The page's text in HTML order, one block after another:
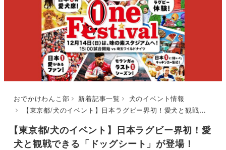
おでかけわんこ部 新着記事一覧
犬のイベント情報
【東京都/犬のイベント】日本ラグビー界初！愛犬と観戦できる「ドッグシート」が登場！「ONE FESTIVAL」（味の素スタジアム）12/14開催
【東京都/犬のイベント】日本ラグビー界初！愛
犬と観戦できる「ドッグシート」が登場！